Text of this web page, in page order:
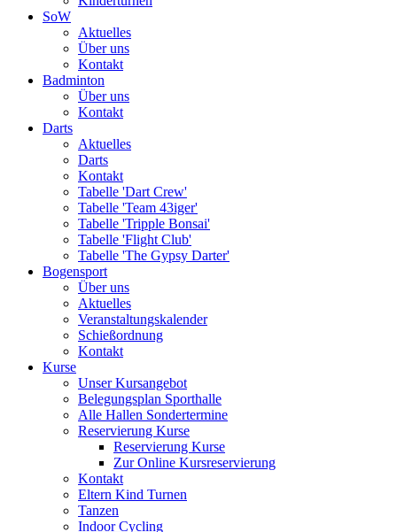
SoW
Aktuelles
Über uns
Kontakt
Badminton
Über uns
Kontakt
Darts
Aktuelles
Darts
Kontakt
Tabelle 'Dart Crew'
Tabelle 'Team 43iger'
Tabelle 'Tripple Bonsai'
Tabelle 'Flight Club'
Tabelle 'The Gypsy Darter'
Bogensport
Über uns
Aktuelles
Veranstaltungskalender
Schießordnung
Kontakt
Kurse
Unser Kursangebot
Belegungsplan Sporthalle
Alle Hallen Sondertermine
Reservierung Kurse
Reservierung Kurse
Zur Online Kursreservierung
Kontakt
Eltern Kind Turnen
Tanzen
Indoor Cycling